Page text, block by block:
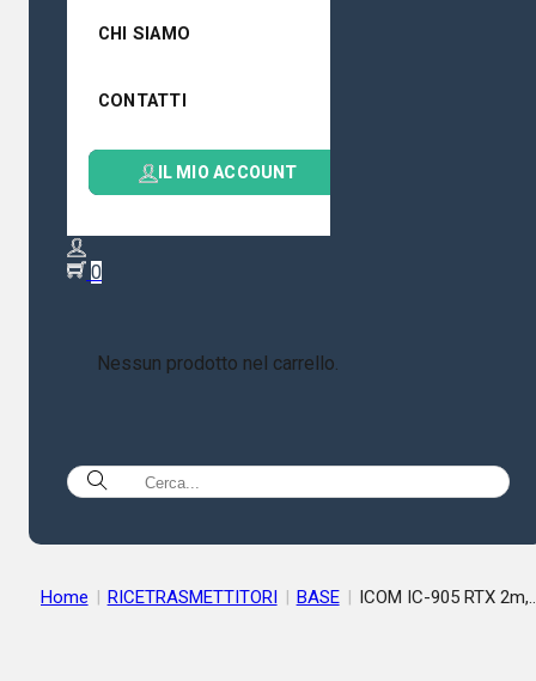
CHI SIAMO
CONTATTI
IL MIO ACCOUNT
0
Nessun prodotto nel carrello.
Home | RICETRASMETTITORI | BASE | ICOM IC-905 RTX 2m,